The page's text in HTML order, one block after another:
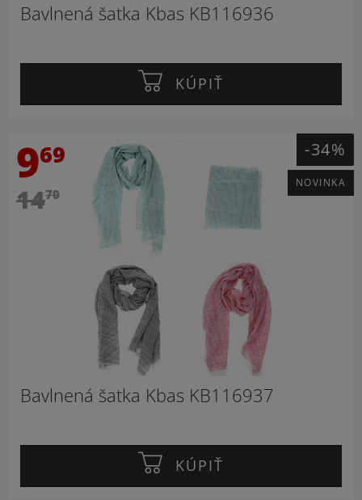
Bavlnená šatka Kbas KB116936
KÚPIŤ
969
1470
-34%
NOVINKA
Bavlnená šatka Kbas KB116937
KÚPIŤ